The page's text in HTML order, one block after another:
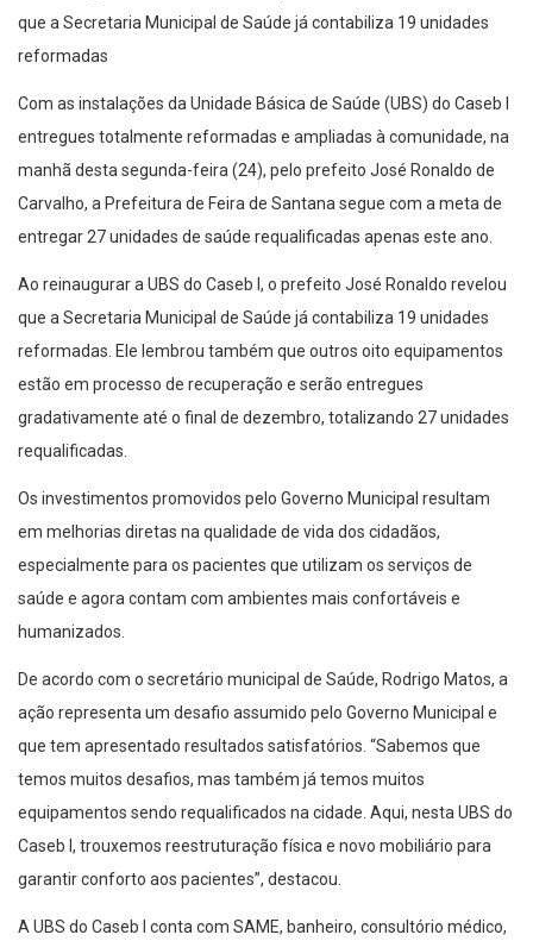
que a Secretaria Municipal de Saúde já contabiliza 19 unidades
reformadas
Com as instalações da Unidade Básica de Saúde (UBS) do Caseb I
entregues totalmente reformadas e ampliadas à comunidade, na
manhã desta segunda-feira (24), pelo prefeito José Ronaldo de
Carvalho, a Prefeitura de Feira de Santana segue com a meta de
entregar 27 unidades de saúde requalificadas apenas este ano.
Ao reinaugurar a UBS do Caseb I, o prefeito José Ronaldo revelou
que a Secretaria Municipal de Saúde já contabiliza 19 unidades
reformadas. Ele lembrou também que outros oito equipamentos
estão em processo de recuperação e serão entregues
gradativamente até o final de dezembro, totalizando 27 unidades
requalificadas.
Os investimentos promovidos pelo Governo Municipal resultam
em melhorias diretas na qualidade de vida dos cidadãos,
especialmente para os pacientes que utilizam os serviços de
saúde e agora contam com ambientes mais confortáveis e
humanizados.
De acordo com o secretário municipal de Saúde, Rodrigo Matos, a
ação representa um desafio assumido pelo Governo Municipal e
que tem apresentado resultados satisfatórios. “Sabemos que
temos muitos desafios, mas também já temos muitos
equipamentos sendo requalificados na cidade. Aqui, nesta UBS do
Caseb I, trouxemos reestruturação física e novo mobiliário para
garantir conforto aos pacientes”, destacou.
A UBS do Caseb I conta com SAME, banheiro, consultório médico,